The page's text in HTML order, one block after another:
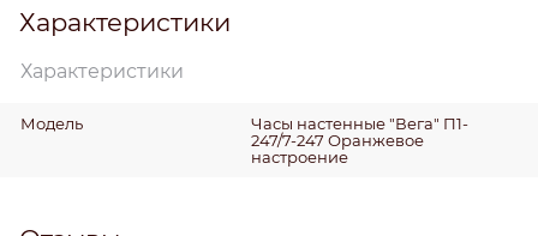
Характеристики
Характеристики
Модель
Часы настенные "Вега" П1-
247/7-247 Оранжевое
настроение